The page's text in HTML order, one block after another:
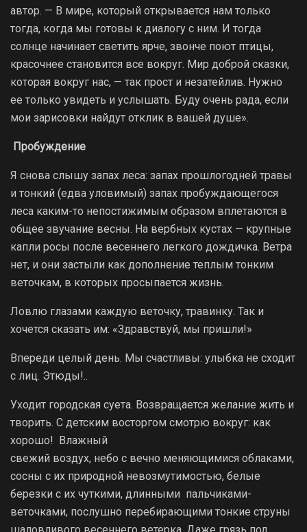
автор. — В мире, который открывается нам только
тогда, когда мы готовы к диалогу с ним. И тогда
солнце начинает светить ярче, звонче поют птицы,
красочнее становится все вокруг. Мир доброй сказки,
которая вокруг нас, — так прост и незатейлив. Нужно
ее только увидеть и услышать. Буду очень рада, если
мои зарисовки найдут отклик в вашей душе».
Пробуждение
Я снова слышу запах леса: запах прошлогодней травы
и тонкий (едва уловимый) запах пробуждающегося
леса каким-­то непостижимым образом вплетаются в
общее звучание весны. На вербных кустах — крупные
капли росы после весеннего легкого дождичка. Ветра
нет, и они застыли как дополнение теплым тонким
веточкам, в которых просыпается жизнь.
Ловлю глазами каждую веточку, травинку. Так и
хочется сказать им: «Здравствуй, мы пришли!»
Впереди целый день. Мы счастливы: улыбка не сходит
с лиц. Этюды!..
Уходит городская суета. Возвращается желание жить и
творить. С детским восторгом смотрю вокруг: как
хорошо! Влажный
свежий воздух, небо с вечно меняющимися облаками,
сосны с их природной невозмутимостью, белые
березки с их чуткими, длинными пальчиками­-
веточками, послушно перебирающими тонкие струны